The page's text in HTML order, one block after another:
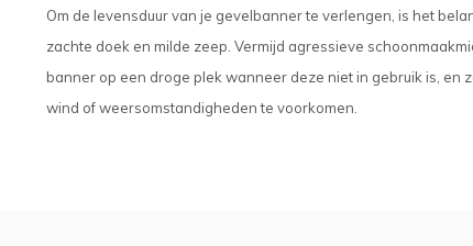
Om de levensduur van je gevelbanner te verlengen, is het
zachte doek en milde zeep. Vermijd agressieve
banner op een droge plek wanneer deze niet in gebruik is, en
wind of weersomstandigheden te voorkomen.